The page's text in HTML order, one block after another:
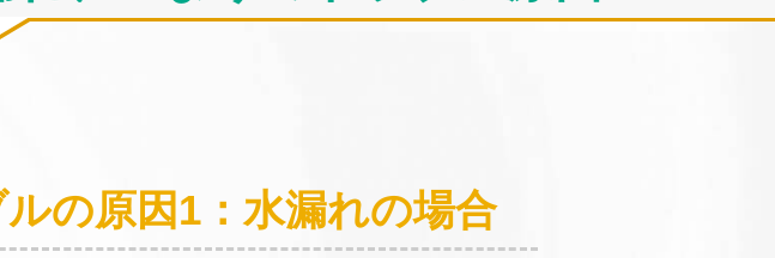
ルの原因1：水漏れの場合